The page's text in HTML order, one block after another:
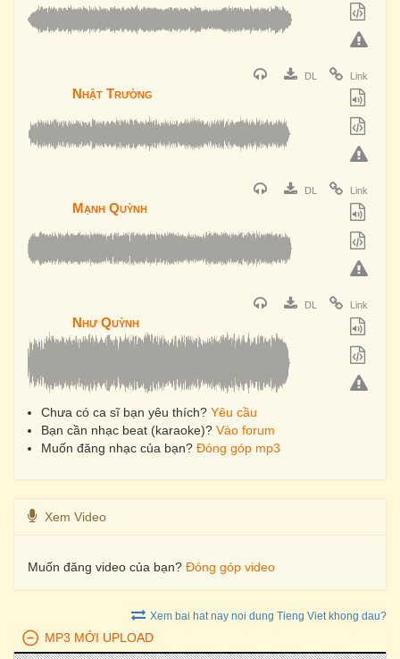
DL Link
Nhật Trường
DL Link
Mạnh Quỳnh
DL Link
Như Quỳnh
Chưa có ca sĩ bạn yêu thích? Yêu cầu
Bạn cần nhạc beat (karaoke)? Vào forum
Muốn đăng nhạc của bạn? Đóng góp mp3
Xem Video
Muốn đăng video của bạn? Đóng góp video
Xem bai hat nay noi dung Tieng Viet khong dau?
MP3 MỚI UPLOAD